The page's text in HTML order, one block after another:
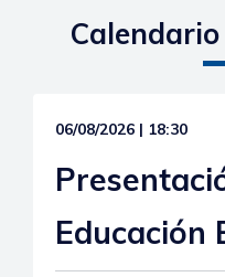
06/08/2026 | 18:30
Educación